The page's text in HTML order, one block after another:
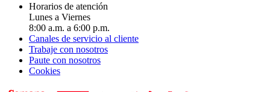
Horarios de atención
Lunes a Viernes
8:00 a.m. a 6:00 p.m.
Canales de servicio al cliente
Trabaje con nosotros
Paute con nosotros
Cookies